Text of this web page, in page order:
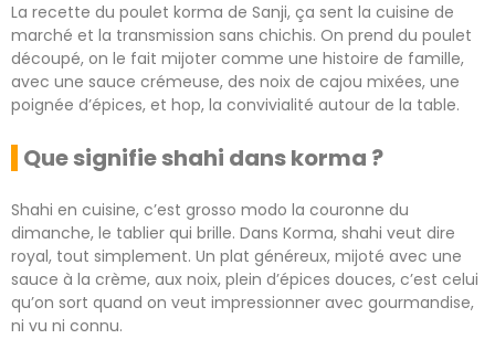
La recette du poulet korma de Sanji, ça sent la cuisine de
marché et la transmission sans chichis. On prend du poulet
découpé, on le fait mijoter comme une histoire de famille,
avec une sauce crémeuse, des noix de cajou mixées, une
poignée d’épices, et hop, la convivialité autour de la table.
Que signifie shahi dans korma ?
Shahi en cuisine, c’est grosso modo la couronne du
dimanche, le tablier qui brille. Dans Korma, shahi veut dire
royal, tout simplement. Un plat généreux, mijoté avec une
sauce à la crème, aux noix, plein d’épices douces, c’est celui
qu’on sort quand on veut impressionner avec gourmandise,
ni vu ni connu.